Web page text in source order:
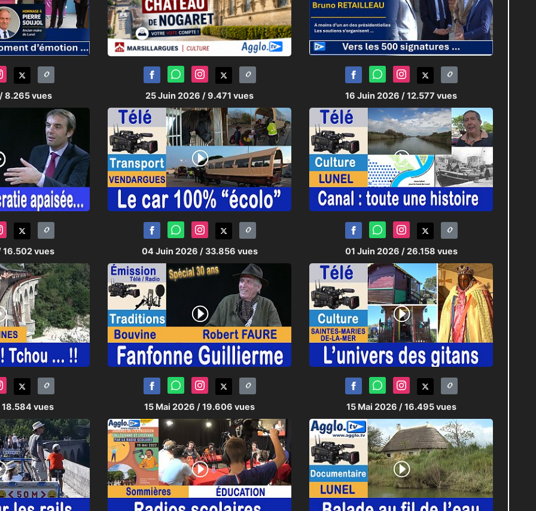
/ 8.265 vues 25 Juin 2026 / 9.471 vues 16 Juin 2026 / 12.577 vues
16.502 vues 04 Juin 2026 / 33.856 vues 01 Juin 2026 / 26.158 vues
18.584 vues 15 Mai 2026 / 19.606 vues 15 Mai 2026 / 16.495 vues